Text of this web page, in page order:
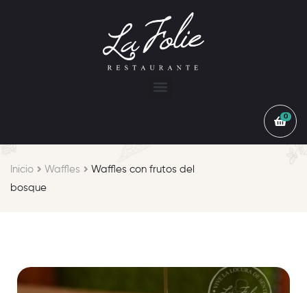
0
Inicio Waffles
Waffles con frutos del
bosque